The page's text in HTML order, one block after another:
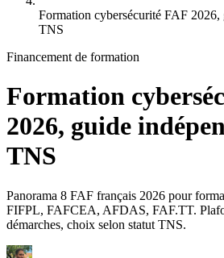
Formation cybersécurité FAF 2026,
TNS
Financement de formation
Formation
2026, guide
TNS
Panorama 8 FAF français 2026 pour
FIFPL, FAFCEA, AFDAS, FAF.TT.
démarches, choix selon statut TNS.